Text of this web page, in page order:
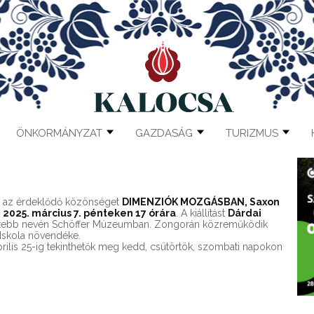
ÖNKORMÁNYZAT GAZDASÁG TURIZMUS
az érdeklődő közönséget DIMENZIÓK MOZGÁSBAN, Saxon
2025. március 7. pénteken 17 órára . A kiállítást Dárdai
nevén Schöffer Múzeumban. Zongorán közreműködik
növendéke.
25-ig tekinthetők meg kedd, csütörtök, szombati napokon